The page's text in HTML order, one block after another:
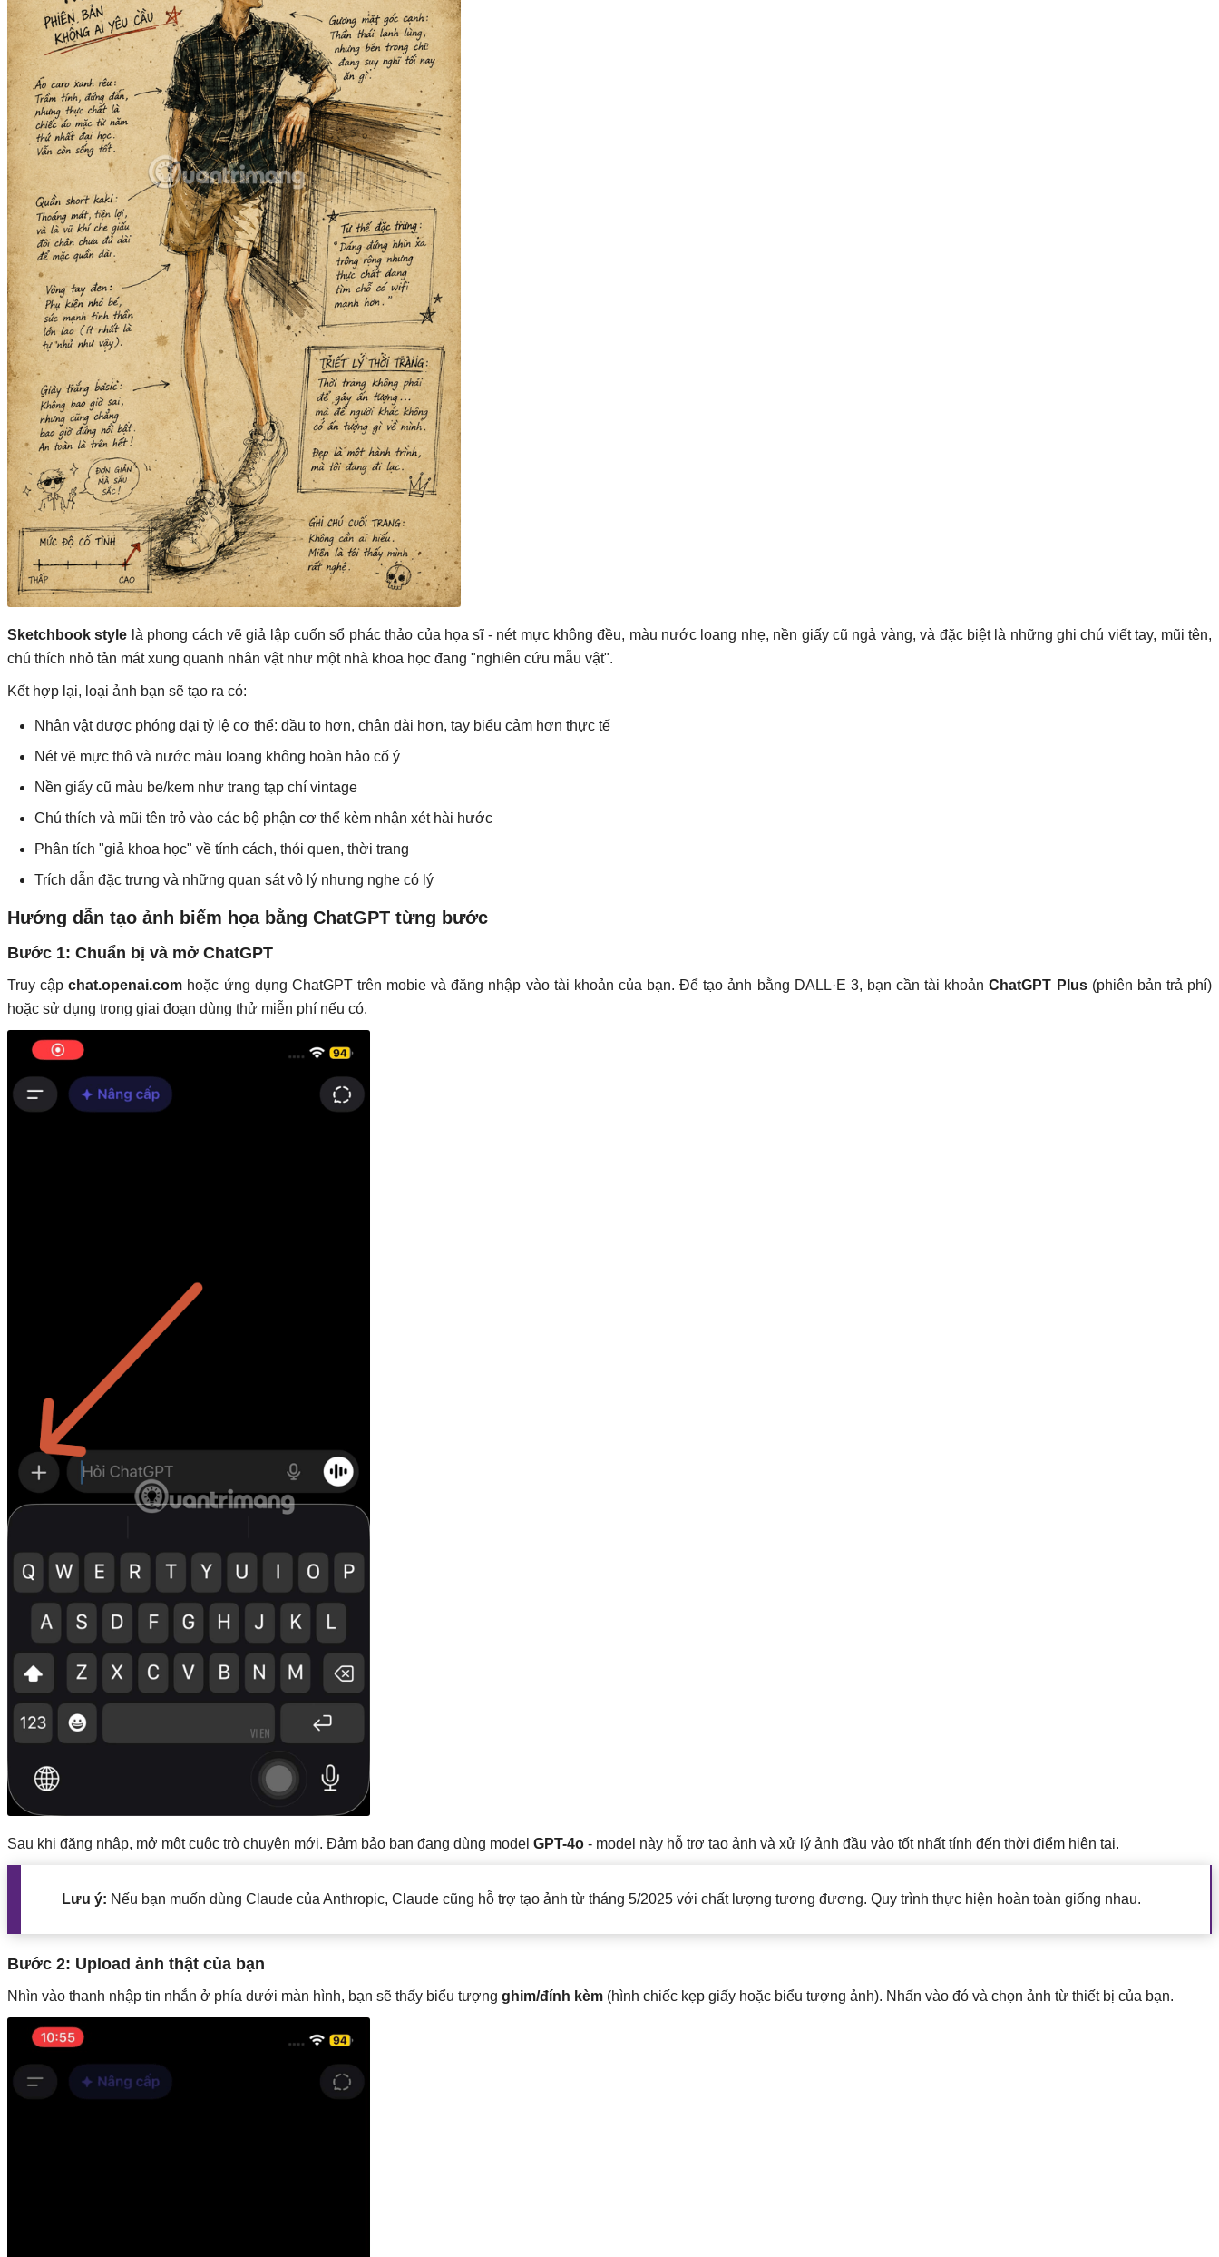
Sketchbook style là phong cách vẽ giả lập cuốn sổ phác thảo của họa sĩ - nét mực không đều, màu nước loang nhẹ, nền giấy cũ ngả vàng, và đặc biệt là những ghi chú viết tay, mũi tên,
chú thích nhỏ tản mát xung quanh nhân vật như một nhà khoa học đang "nghiên cứu mẫu vật".
Kết hợp lại, loại ảnh bạn sẽ tạo ra có:
Nhân vật được phóng đại tỷ lệ cơ thể: đầu to hơn, chân dài hơn, tay biểu cảm hơn thực tế
Nét vẽ mực thô và nước màu loang không hoàn hảo cố ý
Nền giấy cũ màu be/kem như trang tạp chí vintage
Chú thích và mũi tên trỏ vào các bộ phận cơ thể kèm nhận xét hài hước
Phân tích "giả khoa học" về tính cách, thói quen, thời trang
Trích dẫn đặc trưng và những quan sát vô lý nhưng nghe có lý
Hướng dẫn tạo ảnh biếm họa bằng ChatGPT từng bước
Bước 1: Chuẩn bị và mở ChatGPT
Truy cậpchat.openai.com hoặc ứng dụng ChatGPT trên mobie và đăng nhập vào tài khoản của bạn. Để tạo ảnh bằng DALL·E 3, bạn cần tài khoảnChatGPT Plus(phiên bản trả phí)
hoặc sử dụng trong giai đoạn dùng thử miễn phí nếu có.
Sau khi đăng nhập, mở một cuộc trò chuyện mới. Đảm bảo bạn đang dùng model GPT-4o - model này hỗ trợ tạo ảnh và xử lý ảnh đầu vào tốt nhất tính đến thời điểm hiện tại.
Lưu ý: Nếu bạn muốn dùng Claude của Anthropic, Claude cũng hỗ trợ tạo ảnh từ tháng 5/2025 với chất lượng tương đương. Quy trình thực hiện hoàn toàn giống nhau.
Bước 2: Upload ảnh thật của bạn
Nhìn vào thanh nhập tin nhắn ở phía dưới màn hình, bạn sẽ thấy biểu tượng ghim/đính kèm (hình chiếc kẹp giấy hoặc biểu tượng ảnh). Nhấn vào đó và chọn ảnh từ thiết bị của bạn.